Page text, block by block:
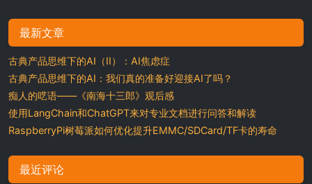
最新文章
古典产品思维下的AI（II）：AI焦虑症
古典产品思维下的AI：我们真的准备好迎接AI了吗？
痴人的呓语——《南海十三郎》观后感
使用LangChain和ChatGPT来对专业文档进行问答和解读
RaspberryPi树莓派如何优化提升EMMC/SDCard/TF卡的寿命
最近评论